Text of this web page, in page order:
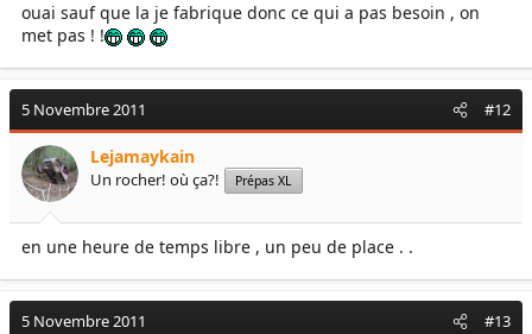
ouai sauf que la je fabrique donc ce qui a pas besoin , on
met pas ! !
5 Novembre 2011 #12
Lejamaykain
Un rocher! où ça?! Prépas XL
en une heure de temps libre , un peu de place . .
5 Novembre 2011 #13